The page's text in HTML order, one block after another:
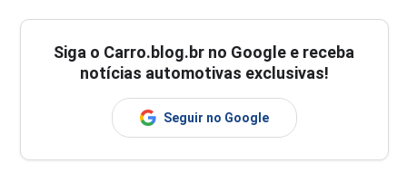
Siga o Carro.blog.br no Google e receba
notícias automotivas exclusivas!
Seguir no Google